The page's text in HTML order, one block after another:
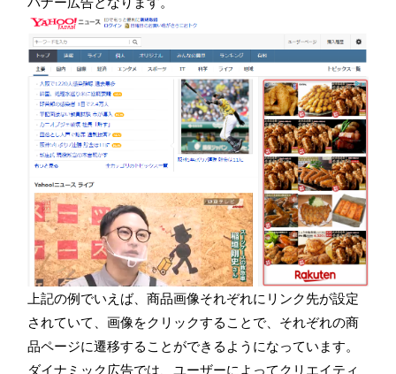
上記の例でいえば、商品画像それぞれにリンク先が設定
されていて、画像をクリックすることで、それぞれの商
品ページに遷移することができるようになっています。
ダイナミック広告では、ユーザーによってクリエイティ